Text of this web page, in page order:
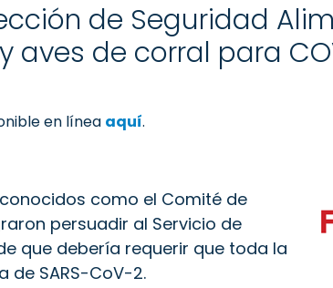
de Seguridad
de corral para
en línea aquí.
como el Comité de
persuadir al Servicio de
que debería requerir que toda la
SARS-CoV-2.